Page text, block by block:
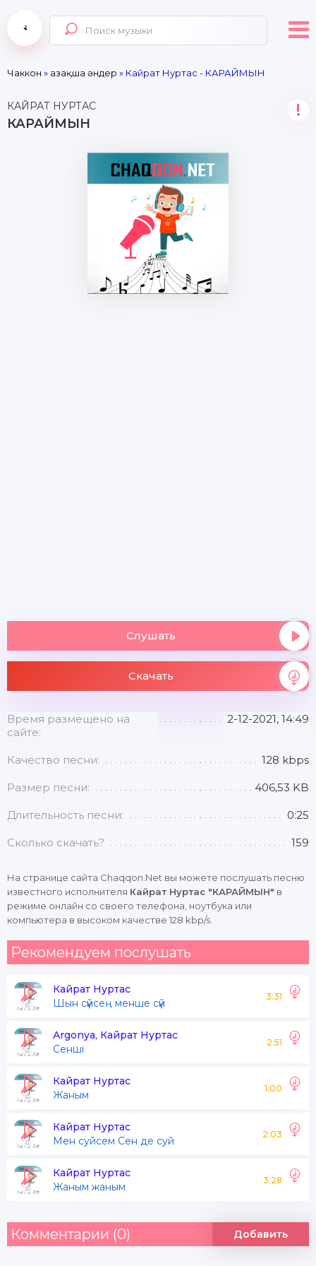
Чаккон » Қазақша әндер » Кайрат Нуртас - КАРАЙМЫН
КАЙРАТ НУРТАС
КАРАЙМЫН
!
Слушать
Скачать
Время размещено на
сайте:
2-12-2021, 14:49
Качество песни: 128 kbps
Размер песни: 406,53 KB
Длительность песни: 0:25
Сколько скачать? 159
На странице сайта Chaqqon.Net вы можете послушать песню
известного исполнителя Кайрат Нуртас "КАРАЙМЫН" в
режиме онлайн со своего телефона, ноутбука или
компьютера в высоком качестве 128 kbp/s.
Рекомендуем послушать
Кайрат Нуртас
Шын сүйсең менше сүй
3:31
Argonya, Кайрат Нуртас
Сенші
2:51
Кайрат Нуртас
Жаным
1:00
Кайрат Нуртас
Мен суйсем Сен де суй
2:03
Кайрат Нуртас
Жаным жаным
3:28
Комментарии (0) Добавить